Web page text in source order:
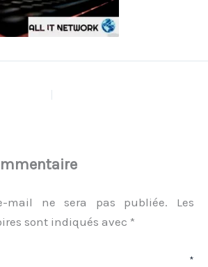
mail ne sera pas publiée.
Les
sont indiqués avec *
*